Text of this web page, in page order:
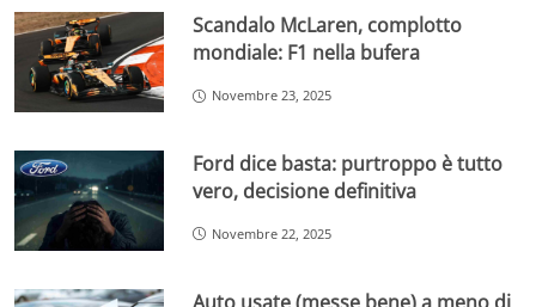
Scandalo McLaren, complotto
mondiale: F1 nella bufera
Novembre 23, 2025
Ford dice basta: purtroppo è tutto
vero, decisione definitiva
Novembre 22, 2025